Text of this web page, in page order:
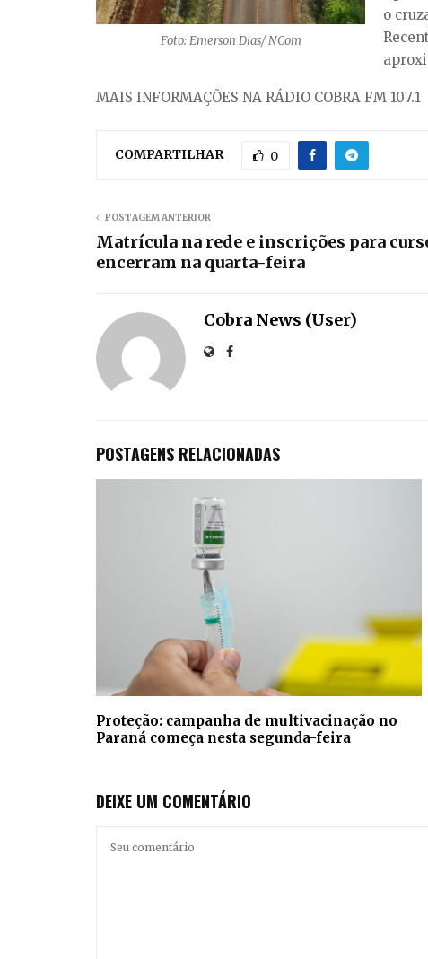
Foto: Emerson Dias/ NCom
o
MAIS INFORMAÇÕES NA RÁDIO COBRA FM 107.1
COMPARTILHAR 0
POSTAGEM ANTERIOR
Matrícula na rede e inscrições para
encerram na quarta-feira
Cobra News (User)
POSTAGENS RELACIONADAS
Proteção: campanha de multivacinação no
Paraná começa nesta segunda-feira
DEIXE UM COMENTÁRIO